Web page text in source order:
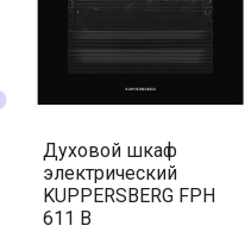
Духовой шкаф
электрический
KUPPERSBERG FPH
611 B